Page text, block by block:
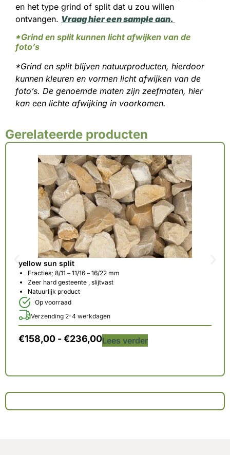
en het type grind of split dat u zou willen
ontvangen. Vraag hier een sample aan.
*Grind en split kunnen licht afwijken van de
foto’s
*Grind en split blijven natuurproducten, hierdoor
kunnen kleuren en vormen licht afwijken van de
foto’s. De genoemde maten zijn zeefmaten, hier
kan een lichte afwijking in voorkomen.
Gerelateerde producten
yellow sun split
Fracties; 8/11 – 11/16 – 16/22 mm
Zeer hard gesteente , slijtvast
Natuurlijk product
Op voorraad
Verzending 2-4 werkdagen
€158,00 -€236,00Lees verder